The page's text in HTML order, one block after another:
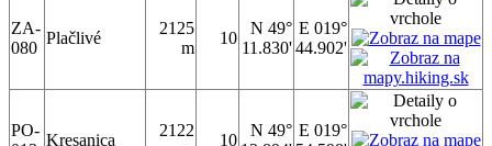
ZA-
080
Plačlivé
2125
m
10
N 49°
11.830'
E 019°
44.902'
PO-
Kresanica
2122
10
N 49° E 019°